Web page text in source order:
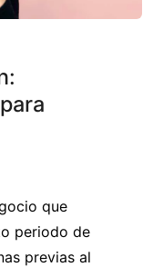
que
periodo de
previas al